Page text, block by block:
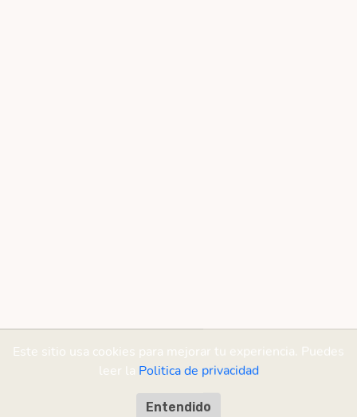
Este sitio usa cookies para mejorar tu experiencia. Puedes
leer la Politica de privacidad
Entendido